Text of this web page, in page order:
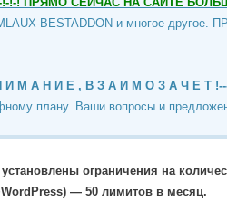
BESTADDON и многое
И М А Н И Е , В З А И М О З А Ч Е Т
плану. Ваши вопросы и
установлены ограничения на
— 50 лимитов в месяц.